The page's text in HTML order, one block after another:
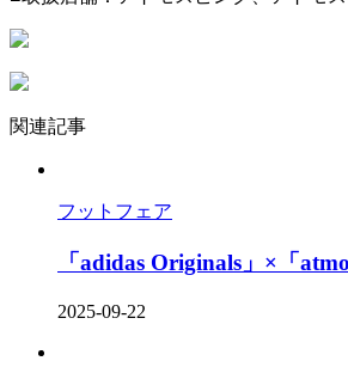
関連記事
フットフェア
「adidas Originals」×「
2025-09-22